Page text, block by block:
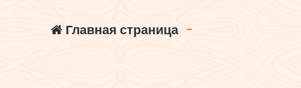
Главная страница -